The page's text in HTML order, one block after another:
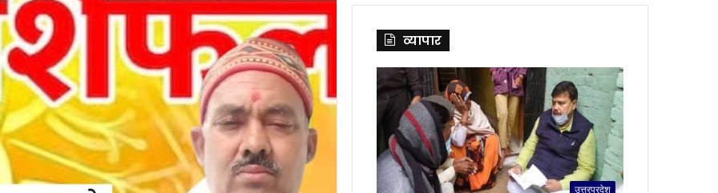
व्यापार
उत्तरप्रदेश